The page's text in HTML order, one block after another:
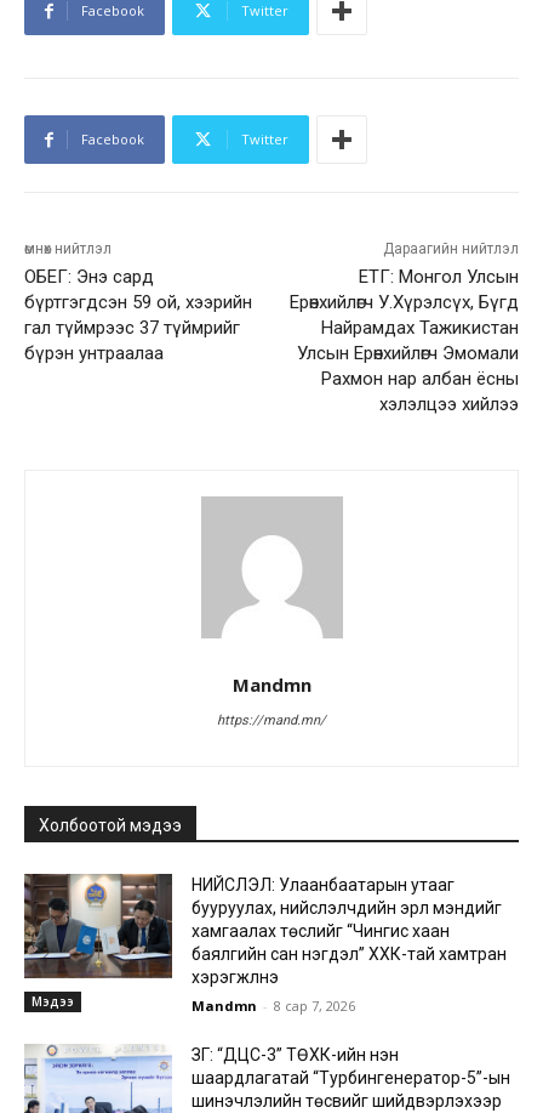
Facebook Twitter
Facebook Twitter
өмнөх нийтлэл
ОБЕГ: Энэ сард
бүртгэгдсэн 59 ой, хээрийн
гал түймрээс 37 түймрийг
бүрэн унтраалаа
Дараагийн нийтлэл
ЕТГ: Монгол Улсын
Ерөнхийлөгч У.Хүрэлсүх, Бүгд
Найрамдах Тажикистан
Улсын Ерөнхийлөгч Эмомали
Рахмон нар албан ёсны
хэлэлцээ хийлээ
Mandmn
https://mand.mn/
Холбоотой мэдээ
Мэдээ
НИЙСЛЭЛ: Улаанбаатарын утааг
бууруулах, нийслэлчүүдийн эрүүл мэндийг
хамгаалах төслийг “Чингис хаан
баялгийн сан нэгдэл” ХХК-тай хамтран
хэрэгжүүлнэ
Mandmn - 8 сар 7, 2026
ЗГ: “ДЦС-3” ТӨХК-ийн нэн
шаардлагатай “Турбингенератор-5”-ын
шинэчлэлийн төсвийг шийдвэрлэхээр